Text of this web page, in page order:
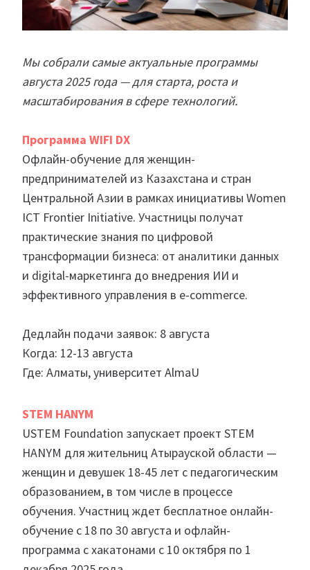
Мы собрали самые актуальные программы
августа 2025 года — для старта, роста и
масштабирования в сфере технологий.
Программа WIFI DX
Офлайн-обучение для женщин-
предпринимателей из Казахстана и стран
Центральной Азии в рамках инициативы Women
ICT Frontier Initiative. Участницы получат
практические знания по цифровой
трансформации бизнеса: от аналитики данных
и digital-маркетинга до внедрения ИИ и
эффективного управления в e-commerce.
Дедлайн подачи заявок: 8 августа
Когда: 12-13 августа
Где: Алматы, университет AlmaU
STEM HANYM
USTEM Foundation запускает проект STEM
HANYM для жительниц Атырауской области —
женщин и девушек 18-45 лет с педагогическим
образованием, в том числе в процессе
обучения. Участниц ждет бесплатное онлайн-
обучение с 18 по 30 августа и офлайн-
программа с хакатонами с 10 октября по 1